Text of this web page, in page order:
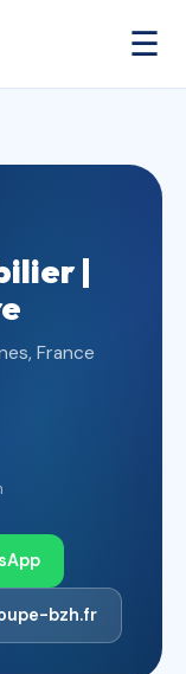
☰
|
France
bzh.fr